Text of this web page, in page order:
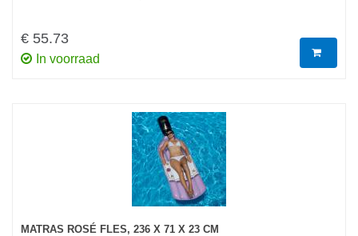
€ 55.73
In voorraad
MATRAS ROSÉ FLES, 236 X 71 X 23 CM